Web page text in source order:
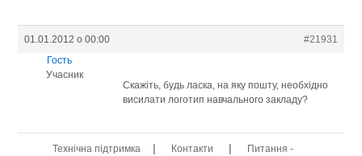
01.01.2012 о 00:00
#21931
Гость
Учасник
Скажіть, будь ласка, на яку пошту, необхідно
висилати логотип навчального закладу?
Технічна підтримка | Контакти |
Питання -